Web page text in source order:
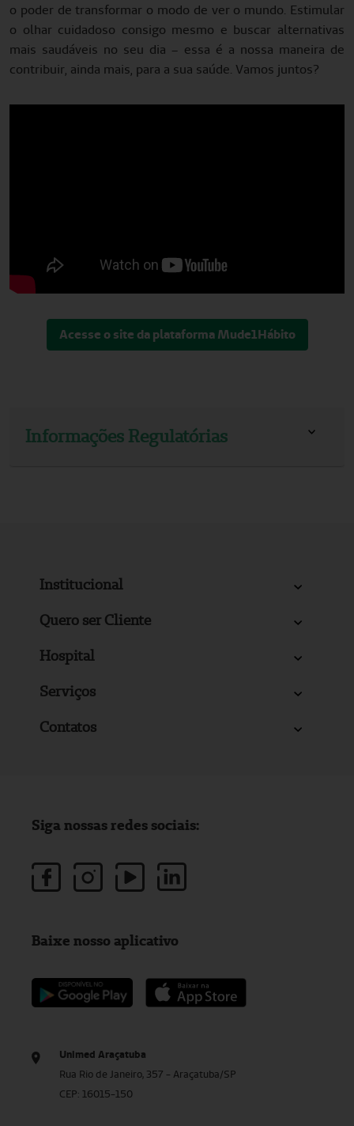
o poder de transformar o modo de ver o mundo. Estimular
o olhar cuidadoso consigo mesmo e buscar alternativas
mais saudáveis no seu dia – essa é a nossa maneira de
contribuir, ainda mais, para a sua saúde. Vamos juntos?
Acesse o site da plataforma Mude1Hábito
Informações Regulatórias
Institucional
Quero ser Cliente
Hospital
Serviços
Contatos
Unimed Araçatuba
Rua Rio de Janeiro, 357 - Araçatuba/SP
CEP: 16015-150
Siga nossas redes sociais:
Baixe nosso aplicativo